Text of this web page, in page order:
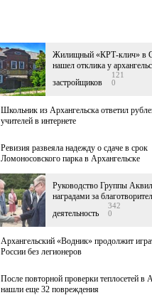
Жилищный «КРТ-клич» в
нашел отклика у
застройщиков
121
0
Школьник из Архангельска ответил
учителей в интернете
Ревизия развеяла надежду о сдаче в срок
Ломоносовского парка в Архангельске
Руководство Группы
наградами за
деятельность
342
0
Архангельский «Водник» продолжит
России без легионеров
После повторной проверки теплосетей в
нашли еще 32 повреждения